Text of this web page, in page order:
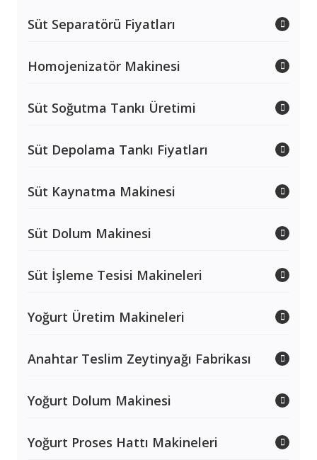
Süt Separatörü Fiyatları
Homojenizatör Makinesi
Süt Soğutma Tankı Üretimi
Süt Depolama Tankı Fiyatları
Süt Kaynatma Makinesi
Süt Dolum Makinesi
Süt İşleme Tesisi Makineleri
Yoğurt Üretim Makineleri
Anahtar Teslim Zeytinyağı Fabrikası
Yoğurt Dolum Makinesi
Yoğurt Proses Hattı Makineleri